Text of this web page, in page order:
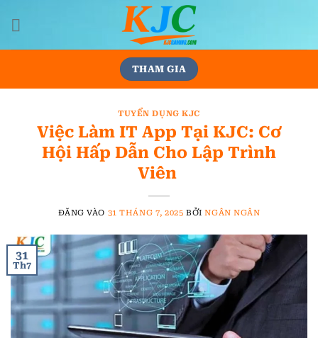
THAM GIA
TUYỂN DỤNG KJC
Việc Làm IT App Tại KJC: Cơ
Hội Hấp Dẫn Cho Lập Trình
Viên
ĐĂNG VÀO 31 THÁNG 7, 2025 BỞINGÂN NGÂN
31
Th7